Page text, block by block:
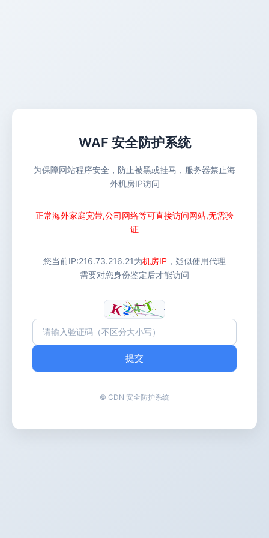
WAF 安全防护系统
为保障网站程序安全，防止被黑或挂马，服务器禁止海
外机房IP访问
正常海外家庭宽带,公司网络等可直接访问网站,无需验
证
您当前IP:216.73.216.21为机房IP ，疑似使用代理
需要对您身份鉴定后才能访问
提交
© CDN 安全防护系统